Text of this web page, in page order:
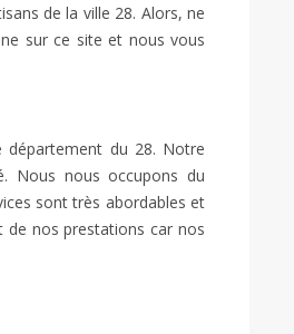
de la ville 28. Alors, ne
sur ce site et nous vous
département du 28. Notre
Nous nous occupons du
sont très abordables et
de nos prestations car nos